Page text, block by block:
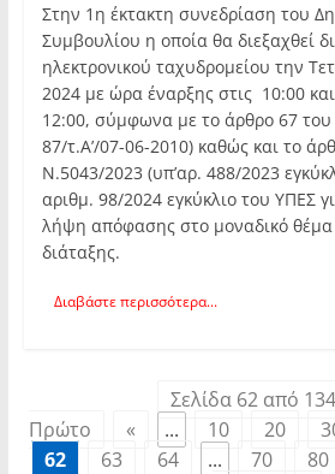
Στην 1η έκτακτη συνεδρίαση του
Συμβουλίου η οποία θα διεξαχθεί
ηλεκτρονικού ταχυδρομείου την
2024 με ώρα έναρξης στις 10:00
12:00, σύμφωνα με το άρθρο 67
87/τ.Α’/07-06-2010) καθώς και το
Ν.5043/2023 (υπ’αρ. 488/2023
αριθμ. 98/2024 εγκύκλιο του ΥΠΕΣ
λήψη απόφασης στο μοναδικό θέμα
διάταξης.
Διαβάστε περισσότερα...
Σελίδα 62 από 134
Πρώτο
« ... 10 20
62
63 64 ... 70 80